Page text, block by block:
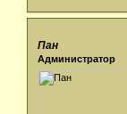
Пан
Администратор